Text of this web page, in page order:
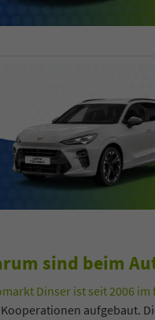
sind beim
Dinser ist seit 2006
aufgebaut.
E-Mail